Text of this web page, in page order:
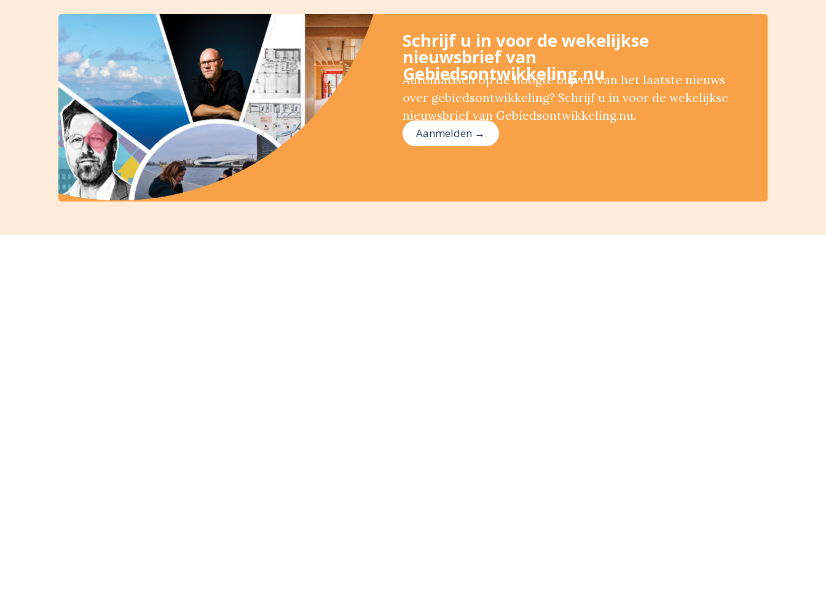
Schrijf u in voor de wekelijkse
nieuwsbrief van
Gebiedsontwikkeling.nu
Automatisch op de hoogte blijven van het laatste nieuws
over gebiedsontwikkeling? Schrijf u in voor de wekelijkse
nieuwsbrief van Gebiedsontwikkeling.nu.
Aanmelden →